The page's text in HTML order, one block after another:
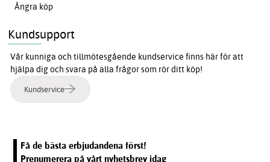
Ångra köp
Kundsupport
Vår kunniga och tillmötesgående kundservice finns här för att
hjälpa dig och svara på alla frågor som rör ditt köp!
Kundservice
Få de bästa erbjudandena först!
Prenumerera på vårt nyhetsbrev idag